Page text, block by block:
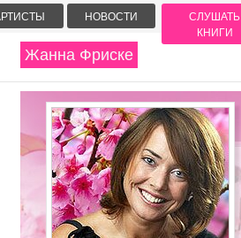
Жанна Фриске
НОВОСТИ
СЛУШАТЬ
КНИГИ